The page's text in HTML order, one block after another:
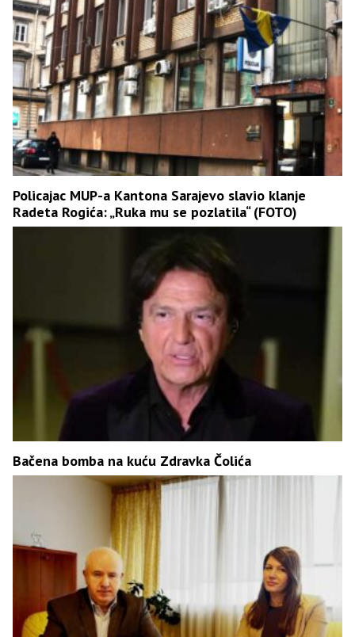
Policajac MUP-a Kantona Sarajevo slavio klanje
Radeta Rogića: „Ruka mu se pozlatila“ (FOTO)
Bačena bomba na kuću Zdravka Čolića